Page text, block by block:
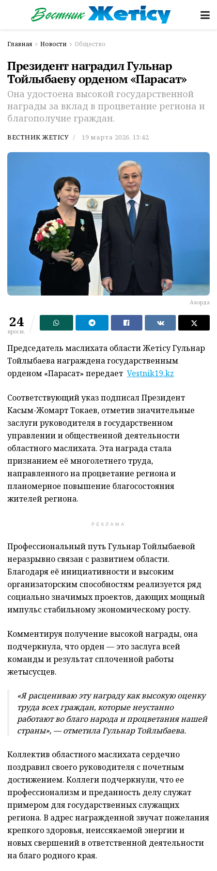
Главная Новости Общество
Президент наградил Гульнар
Тойлыбаеву орденом «Парасат»
Она удостоена высокой государственной
награды за вклад в процветание региона и
благополучие граждан.
ВЕСТНИК ЖЕТІСУ 19 марта 2026, 13:42
Акорда
24
просм.
Председатель маслихата области Жетісу Гульнар
Тойлыбаева награждена государственным
орденом «Парасат» передает Vestnik19.kz
Соответствующий указ подписал Президент
Касым-Жомарт Токаев, отметив значительные
заслуги руководителя в государственном
управлении и общественной деятельности
областного маслихата. Эта награда стала
признанием её многолетнего труда,
направленного на процветание региона и
планомерное повышение благосостояния
жителей региона.
РЕКЛАМА
Профессиональный путь Гульнар Тойлыбаевой
неразрывно связан с развитием области.
Благодаря её инициативности и высоким
организаторским способностям реализуется ряд
социально значимых проектов, дающих мощный
импульс стабильному экономическому росту.
Комментируя получение высокой награды, она
подчеркнула, что орден — это заслуга всей
команды и результат сплоченной работы
жетысусцев.
«Я расцениваю эту награду как высокую оценку
труда всех граждан, которые неустанно
работают во благо народа и процветания нашей
страны», — отметила Гульнар Тойлыбаева.
Коллектив областного маслихата сердечно
поздравил своего руководителя с почетным
достижением. Коллеги подчеркнули, что ее
профессионализм и преданность делу служат
примером для государственных служащих
региона. В адрес награжденной звучат пожелания
крепкого здоровья, неиссякаемой энергии и
новых свершений в ответственной деятельности
на благо родного края.